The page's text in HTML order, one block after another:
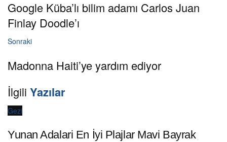
Google Küba’lı bilim adamı Carlos Juan
Finlay Doodle’ı
Sonraki
Madonna Haiti’ye yardım ediyor
İlgili Yazılar
Gezi
Yunan Adalari En İyi Plajlar Mavi Bayrak